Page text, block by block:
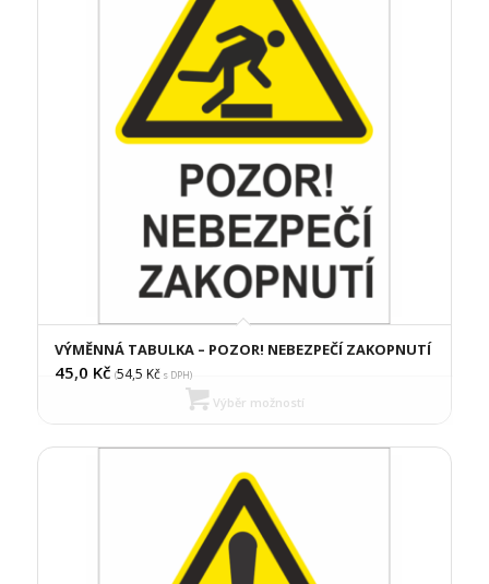
VÝMĚNNÁ TABULKA – POZOR! NEBEZPEČÍ ZAKOPNUTÍ
45,0 Kč (54,5 Kčs DPH)
Výběr možností